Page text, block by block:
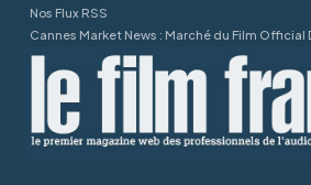
Nos Flux RSS
Cannes Market News : Marché du Film Official